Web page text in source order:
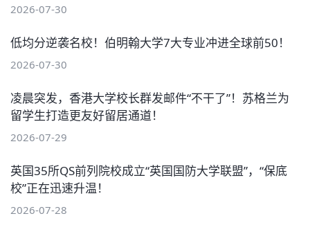
2026-07-30
低均分逆袭名校！伯明翰大学7大专业冲进全球前50！
2026-07-30
凌晨突发，香港大学校长群发邮件“不干了”！苏格兰为
留学生打造更友好留居通道！
2026-07-29
英国35所QS前列院校成立“英国国防大学联盟”，“保底
校”正在迅速升温！
2026-07-28